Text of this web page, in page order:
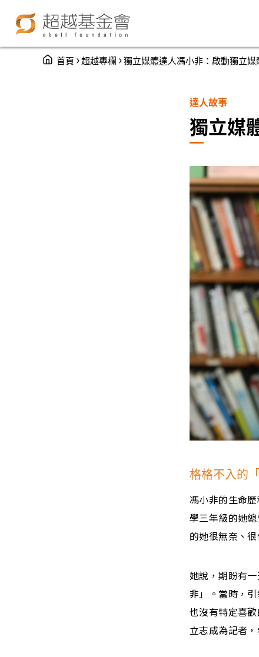
You are here
首頁 ›超越專欄 ›獨立媒體達人馮小非：啟動獨立媒
達人故事
獨立媒
格格不入的
馮小非的生命
學三年級的她
的她很無奈、
她說，期盼有
非」。當時，
也沒有特定喜
立志成為記者